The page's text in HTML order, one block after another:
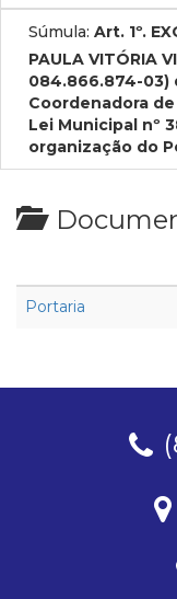
Súmula: Art. 1º.
PAULA VITÓRIA
084.866.874-03)
Coordenadora de
Lei Municipal nº
organização do
Portaria